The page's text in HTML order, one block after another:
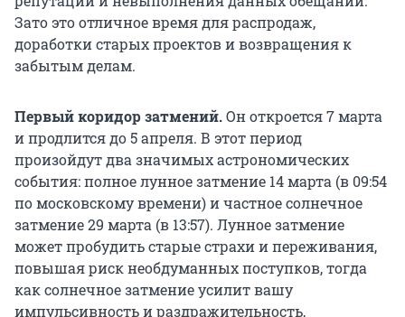
Зато это отличное время для распродаж,
доработки старых проектов и возвращения к
забытым делам.
Первый коридор затмений.Он откроется 7 марта
и продлится до 5 апреля. В этот период
произойдут два значимых астрономических
события: полное лунное затмение 14 марта (в 09:54
по московскому времени) и частное солнечное
затмение 29 марта (в 13:57). Лунное затмение
может пробудить старые страхи и переживания,
повышая риск необдуманных поступков, тогда
как солнечное затмение усилит вашу
импульсивность и раздражительность,